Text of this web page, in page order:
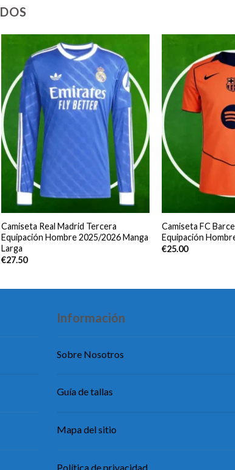
Camiseta Real Madrid Tercera
Equipación Hombre 2025/2026 Manga
Larga
€27.50
Camiseta FC
Equipación
€25.00
Información
Sobre Nosotros
Guía de tallas
Mapa del sitio
Política de privacidad